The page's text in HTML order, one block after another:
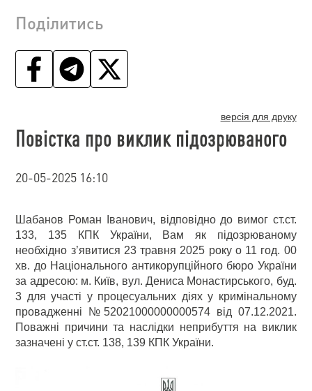
Поділитись
версія для друку
Повістка про виклик підозрюваного
20-05-2025 16:10
Шабанов Роман Іванович, відповідно до вимог ст.ст.
133, 135 КПК України, Вам як підозрюваному
необхідно з’явитися 23 травня 2025 року о 11 год. 00
хв. до Національного антикорупційного бюро України
за адресою: м. Київ, вул. Дениса Монастирського, буд.
3 для участі у процесуальних діях у кримінальному
провадженні №52021000000000574 від 07.12.2021.
Поважні причини та наслідки неприбуття на виклик
зазначені у ст.ст. 138, 139 КПК України.